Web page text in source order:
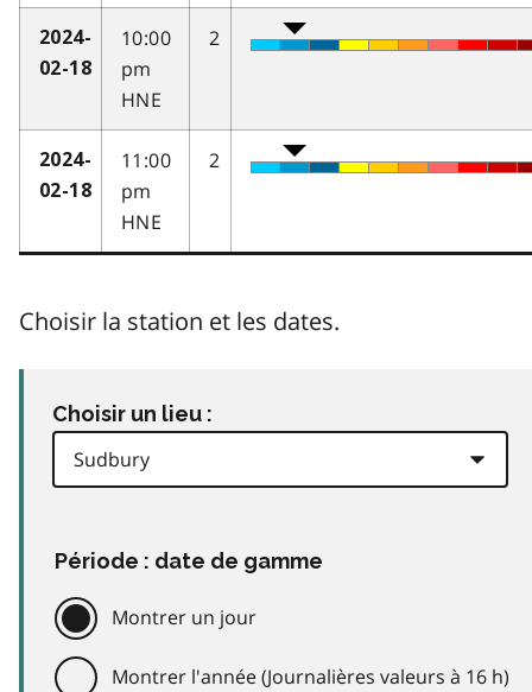
2024-
02-18
10:00
pm
HNE
2
2024-
02-18
11:00
pm
HNE
2
Choisir la station et les dates.
Choisir un lieu :
Période : date de gamme
Montrer un jour
Montrer l'année (Journalières valeurs à 16 h)